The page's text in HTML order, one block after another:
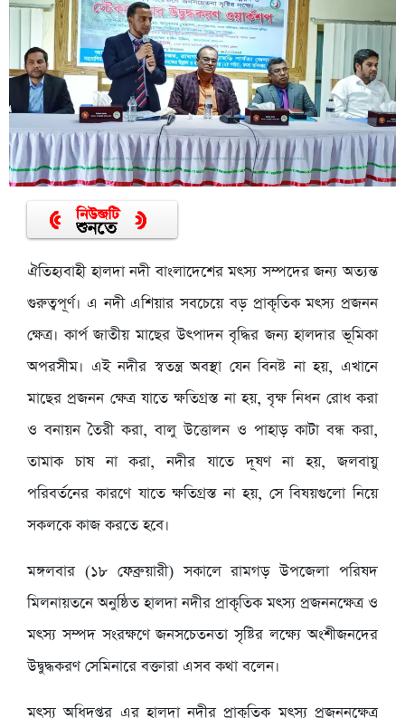
ঐতিহ্যবাহী হালদা নদী বাংলাদেশের মৎস্য সম্পদের জন্য অত্যন্ত
গুরুত্বপূর্ণ। এ নদী এশিয়ার সবচেয়ে বড় প্রাকৃতিক মৎস্য প্রজনন
ক্ষেত্র। কার্প জাতীয় মাছের উৎপাদন বৃদ্ধির জন্য হালদার ভূমিকা
অপরসীম। এই নদীর স্বতন্ত্র অবস্থা যেন বিনষ্ট না হয়, এখানে
মাছের প্রজনন ক্ষেত্র যাতে ক্ষতিগ্রস্ত না হয়, বৃক্ষ নিধন রোধ করা
ও বনায়ন তৈরী করা, বালু উত্তোলন ও পাহাড় কাটা বন্ধ করা,
তামাক চাষ না করা, নদীর যাতে দূষণ না হয়, জলবায়ু
পরিবর্তনের কারণে যাতে ক্ষতিগ্রস্ত না হয়, সে বিষয়গুলো নিয়ে
সকলকে কাজ করতে হবে।
মঙ্গলবার (১৮ ফেব্রুয়ারী) সকালে রামগড় উপজেলা পরিষদ
মিলনায়তনে অনুষ্ঠিত হালদা নদীর প্রাকৃতিক মৎস্য প্রজননক্ষেত্র ও
মৎস্য সম্পদ সংরক্ষণে জনসচেতনতা সৃষ্টির লক্ষ্যে অংশীজনদের
উদ্বুদ্ধকরণ সেমিনারে বক্তারা এসব কথা বলেন।
মৎস্য অধিদপ্তর এর হালদা নদীর প্রাকৃতিক মৎস্য প্রজননক্ষেত্র